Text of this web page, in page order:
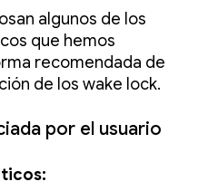
algunos de los
que hemos
recomendada de
de los wake lock.
por el usuario